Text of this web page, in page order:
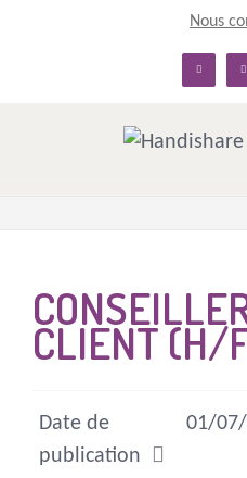
Nous
linkedin
CLIENT (H/
Date de
publication
01/